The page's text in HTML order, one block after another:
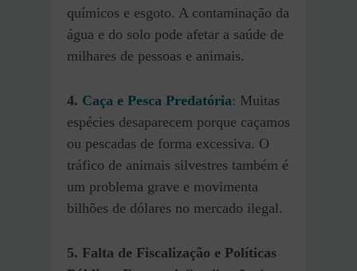
químicos e esgoto. A contaminação da
água e do solo pode afetar a saúde de
milhares de pessoas e animais.
4. Caça e Pesca Predatória: Muitas
espécies desaparecem porque caçamos
ou pescadas de forma excessiva. O
tráfico de animais silvestres também é
um problema grave e movimenta
bilhões de dólares no mercado ilegal.
5. Falta de Fiscalização e Políticas